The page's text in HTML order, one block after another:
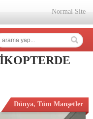
Normal Site
Dünya, Tüm Manşetler